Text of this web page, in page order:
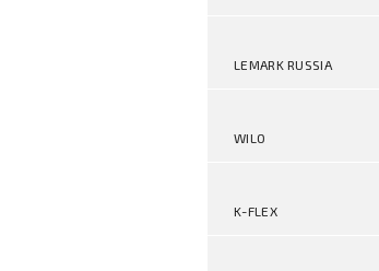
LEMARK RUSSIA
WILO
K-FLEX